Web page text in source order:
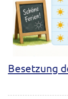
Besetzung